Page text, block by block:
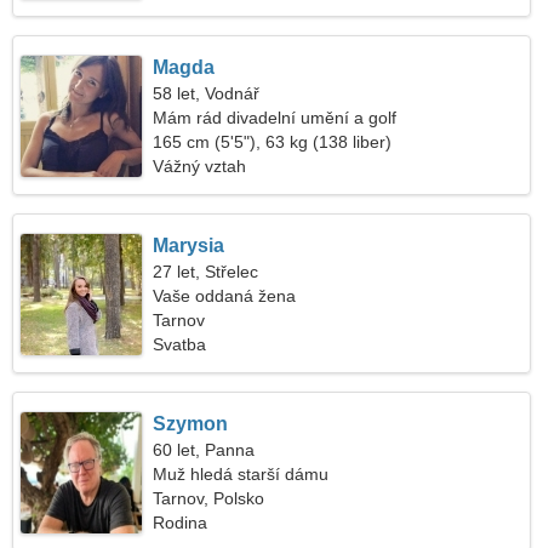
Magda
58 let, Vodnář
Mám rád divadelní umění a golf
165 cm (5'5"), 63 kg (138 liber)
Vážný vztah
Marysia
27 let, Střelec
Vaše oddaná žena
Tarnov
Svatba
Szymon
60 let, Panna
Muž hledá starší dámu
Tarnov, Polsko
Rodina